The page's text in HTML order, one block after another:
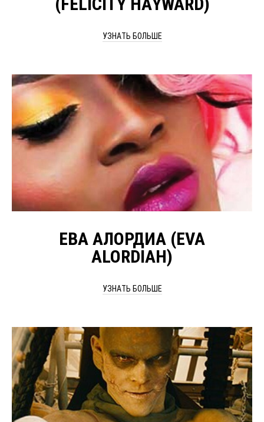
УЗНАТЬ БОЛЬШЕ
ЕВА АЛОРДИА (EVA
ALORDIAH)
УЗНАТЬ БОЛЬШЕ